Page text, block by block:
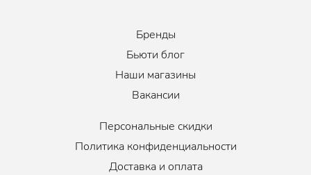
Бренды
Бьюти блог
Наши магазины
Вакансии
Персональные скидки
Политика конфиденциальности
Доставка и оплата